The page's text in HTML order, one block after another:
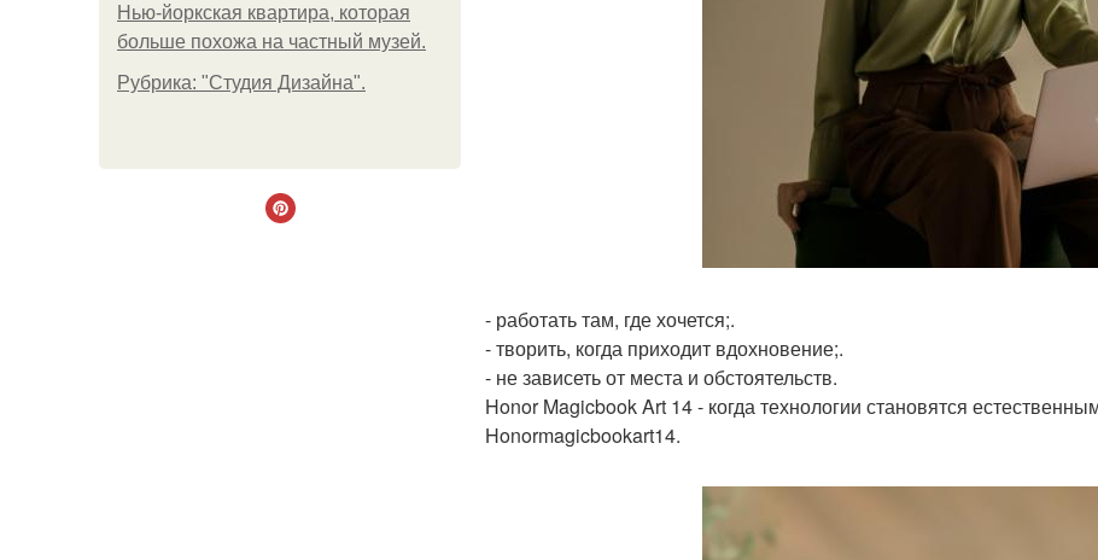
Нью-йоркская квартира, которая
больше похожа на частный музей.
Рубрика: "Студия Дизайна".
- работать там, где хочется;.
- творить, когда приходит вдохновение;.
- не зависеть от места и обстоятельств.
Honor Magicbook Art 14 - когда технологии становятся
Honormagicbookart14.